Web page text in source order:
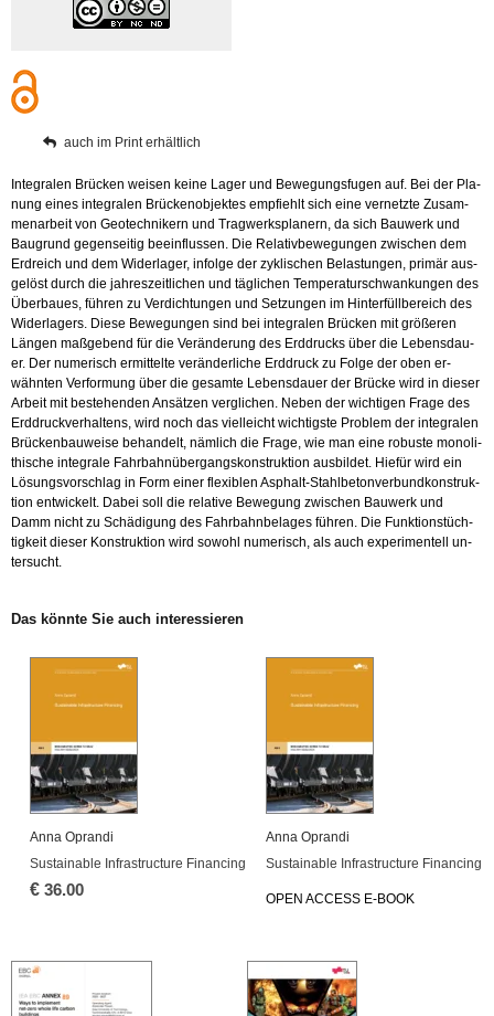
auch im Print er­hält­lich
In­te­gra­len Brü­cken wei­sen keine Lager und Be­we­gungs­fu­gen auf. Bei der Pla­
nung eines in­te­gra­len Brü­cken­ob­jek­tes emp­fiehlt sich eine ver­netz­te Zu­sam­
men­ar­beit von Geo­tech­ni­kern und Trag­werks­pla­nern, da sich Bau­werk und
Bau­grund ge­gen­sei­tig be­ein­flus­sen. Die Re­la­tiv­be­we­gun­gen zwi­schen dem
Erd­reich und dem Wi­der­la­ger, in­fol­ge der zy­kli­schen Be­las­tun­gen, pri­mär aus­
ge­löst durch die jah­res­zeit­li­chen und täg­li­chen Tem­pe­ra­tur­schwan­kun­gen des
Über­bau­es, füh­ren zu Ver­dich­tun­gen und Set­zun­gen im Hinter­füll­be­reich des
Wi­der­la­gers. Diese Be­we­gun­gen sind bei in­te­gra­len Brü­cken mit grö­ße­ren
Län­gen maß­ge­bend für die Ver­än­de­rung des Erd­drucks über die Le­bens­dau­
er. Der nu­me­risch er­mit­tel­te ver­än­der­li­che Erd­druck zu Folge der oben er­
wähn­ten Ver­for­mung über die ge­sam­te Le­bens­dau­er der Brü­cke wird in die­ser
Ar­beit mit be­ste­hen­den An­sät­zen ver­gli­chen. Neben der wich­ti­gen Frage des
Erd­druck­ver­hal­tens, wird noch das viel­leicht wich­tigs­te Pro­blem der in­te­gra­len
Brü­cken­bau­wei­se be­han­delt, näm­lich die Frage, wie man eine ro­bus­te mo­no­li­
thi­sche in­te­gra­le Fahr­bahn­über­gangs­kon­struk­ti­on aus­bil­det. Hie­für wird ein
Lö­sungs­vor­schlag in Form einer fle­xi­blen Asphalt-Stahl­be­ton­ver­bund­kon­struk­
ti­on ent­wi­ckelt. Dabei soll die re­la­ti­ve Be­we­gung zwi­schen Bau­werk und
Damm nicht zu Schä­di­gung des Fahr­bahn­be­la­ges füh­ren. Die Funk­ti­ons­tüch­
tig­keit die­ser Kon­struk­ti­on wird so­wohl nu­me­risch, als auch ex­pe­ri­men­tell un­
ter­sucht.
Das könn­te Sie auch in­ter­es­sie­ren
Anna Opran­di
Sustainable In­fra­struc­tu­re Fi­nan­cing
€ 36.00
Anna Opran­di
Sustainable In­fra­struc­tu­re Fi­nan­cing
OPEN AC­CESS E-BOOK